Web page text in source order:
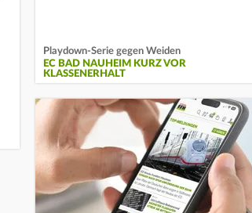
Playdown-Serie gegen Weiden
EC BAD NAUHEIM KURZ VOR
KLASSENERHALT